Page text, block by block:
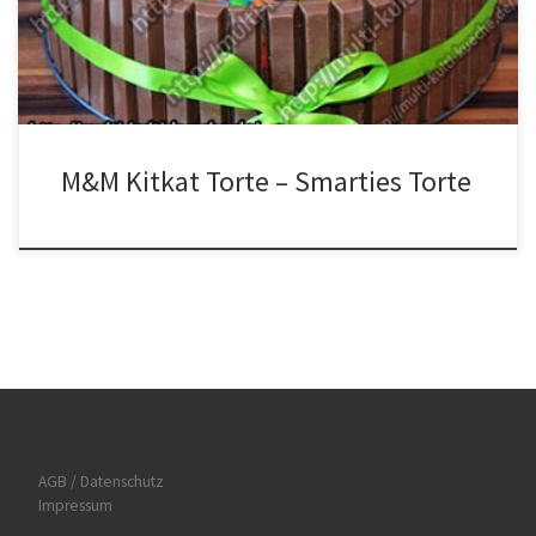
dem Zucker und dem Wasser vermischen. Nach und nach die Eier,
den Vanillezucker, das Backpulver, den Schmand und […]
M&M Kitkat Torte – Smarties Torte
AGB / Datenschutz
Impressum